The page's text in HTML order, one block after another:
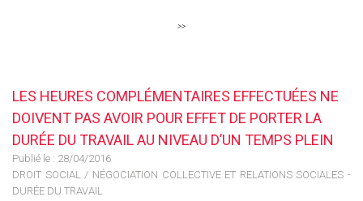
LES HEURES COMPLÉMENTAIRES EFFECTUÉES NE
DOIVENT PAS AVOIR POUR EFFET DE PORTER LA
DURÉE DU TRAVAIL AU NIVEAU D’UN TEMPS PLEIN
Publié le : 28/04/2016
DROIT SOCIAL/ NÉGOCIATION COLLECTIVE ET RELATIONS SOCIALES -
DURÉE DU TRAVAIL
>>